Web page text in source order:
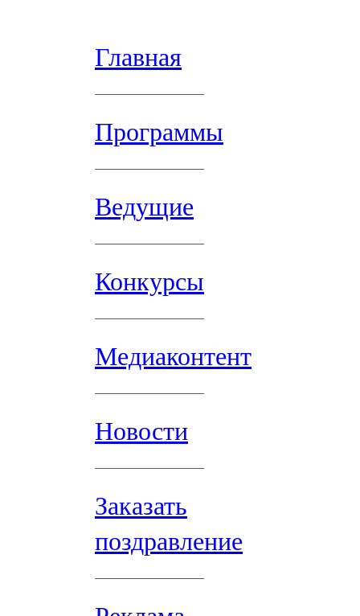
Главная
Программы
Ведущие
Конкурсы
Медиаконтент
Новости
Заказать
поздравление